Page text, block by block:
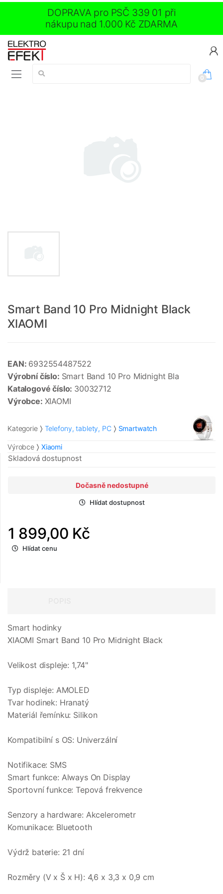
DOPRAVA pro PSČ 339 01 při
nákupu nad 1.000 Kč ZDARMA
Vyhledávání:
0
Smart Band 10 Pro Midnight Black
XIAOMI
EAN: 6932554487522
Výrobní číslo: Smart Band 10 Pro Midnight Bla
Katalogové číslo: 30032712
Výrobce: XIAOMI
Kategorie Telefony, tablety, PC Smartwatch
Výrobce Xiaomi
Skladová dostupnost
Dočasně nedostupné
Hlídat dostupnost
1 899,00 Kč
Hlídat cenu
Smart hodinky
XIAOMI Smart Band 10 Pro Midnight Black
Velikost displeje: 1,74"
Typ displeje: AMOLED
Tvar hodinek: Hranatý
Materiál řemínku: Silikon
Kompatibilní s OS: Univerzální
Notifikace: SMS
Smart funkce: Always On Display
Sportovní funkce: Tepová frekvence
Senzory a hardware: Akcelerometr
Komunikace: Bluetooth
Výdrž baterie: 21 dní
Rozměry (V x Š x H): 4,6 x 3,3 x 0,9 cm